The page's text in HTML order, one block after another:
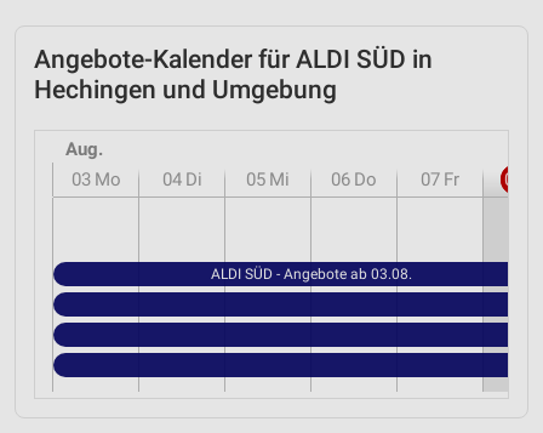
Angebote-Kalender für ALDI SÜD in
Hechingen und Umgebung
Aug.
03 Mo 04 Di 05 Mi 06 Do 07 Fr 08
ALDI SÜD - Angebote ab 03.08.